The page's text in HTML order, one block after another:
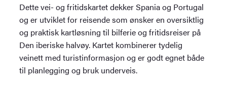
Dette vei- og fritidskartet dekker Spania og Portugal
og er utviklet for reisende som ønsker en oversiktlig
og praktisk kartløsning til bilferie og fritidsreiser på
Den iberiske halvøy. Kartet kombinerer tydelig
veinett med turistinformasjon og er godt egnet både
til planlegging og bruk underveis.